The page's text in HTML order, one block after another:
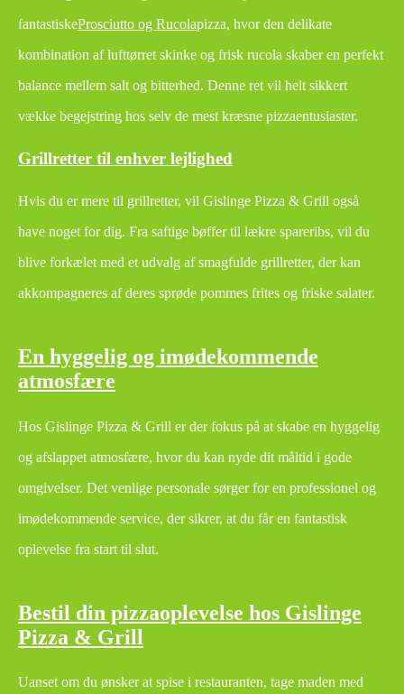
fantastiskeProsciutto og Rucolapizza, hvor den delikate
kombination af lufttørret skinke og frisk rucola skaber en perfekt
balance mellem salt og bitterhed. Denne ret vil helt sikkert
vække begejstring hos selv de mest kræsne pizzaentusiaster.
Grillretter til enhver lejlighed
Hvis du er mere til grillretter, vil Gislinge Pizza & Grill også
have noget for dig. Fra saftige bøffer til lækre spareribs, vil du
blive forkælet med et udvalg af smagfulde grillretter, der kan
akkompagneres af deres sprøde pommes frites og friske salater.
En hyggelig og imødekommende
atmosfære
Hos Gislinge Pizza & Grill er der fokus på at skabe en hyggelig
og afslappet atmosfære, hvor du kan nyde dit måltid i gode
omgivelser. Det venlige personale sørger for en professionel og
imødekommende service, der sikrer, at du får en fantastisk
oplevelse fra start til slut.
Bestil din pizzaoplevelse hos Gislinge
Pizza & Grill
Uanset om du ønsker at spise i restauranten, tage maden med